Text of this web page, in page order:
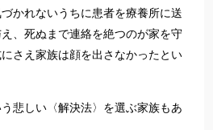
かれないうちに患者を療養所に送
、死ぬまで連絡を絶つのが家を守
さえ家族は顔を出さなかったとい
悲しい〈解決法〉を選ぶ家族もあ